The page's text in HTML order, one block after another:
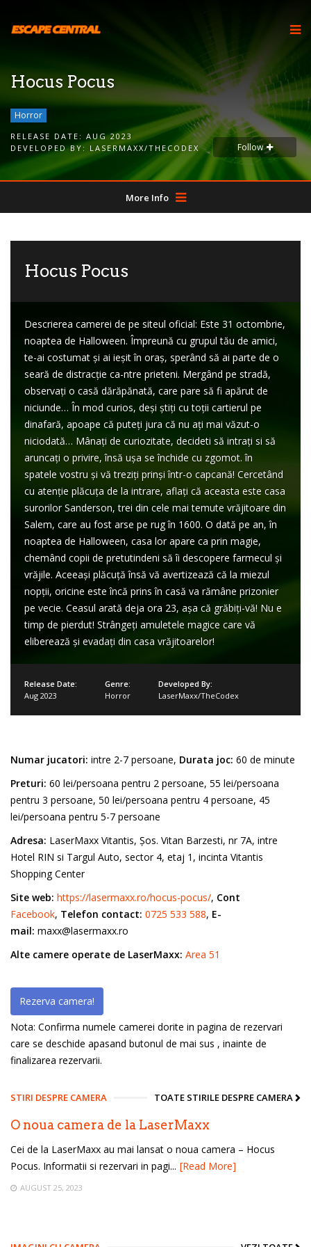
Hocus Pocus
Horror
RELEASE DATE: AUG 2023
DEVELOPED BY: LASERMAXX/THECODEX Follow
More Info
Hocus Pocus
Descrierea camerei de pe siteul oficial: Este 31 octombrie,
noaptea de Halloween. Împreună cu grupul tău de amici,
te-ai costumat și ai ieșit în oraș, sperând să ai parte de o
seară de distracție ca-ntre prieteni. Mergând pe stradă,
observați o casă dărăpănată, care pare să fi apărut de
niciunde… În mod curios, deși știți cu toții cartierul pe
dinafară, apoape că puteți jura că nu ați mai văzut-o
niciodată… Mânați de curiozitate, decideti să intrați si să
aruncați o privire, însă ușa se închide cu zgomot. în
spatele vostru și vă treziți prinși într-o capcană! Cercetând
cu atenție plăcuța de la intrare, aflați că aceasta este casa
surorilor Sanderson, trei din cele mai temute vrăjitoare din
Salem, care au fost arse pe rug în 1600. O dată pe an, în
noaptea de Halloween, casa lor apare ca prin magie,
chemând copii de pretutindeni să îi descopere farmecul și
vrăjile. Aceeași plăcuță însă vă avertizează că la miezul
nopții, oricine este încă prins în casă va rămâne prizonier
pe vecie. Ceasul arată deja ora 23, așa că grăbiți-vă! Nu e
timp de pierdut! Strângeți amuletele magice care vă
eliberează și evadați din casa vrăjitoarelor!
Release Date:
Aug 2023
Genre:
Horror
Developed By:
LaserMaxx/TheCodex
Numar jucatori: intre 2-7 persoane, Durata joc: 60 de minute
Preturi: 60 lei/persoana pentru 2 persoane, 55 lei/persoana
pentru 3 persoane, 50 lei/persoana pentru 4 persoane, 45
lei/persoana pentru 5-7 persoane
Adresa: LaserMaxx Vitantis, Șos. Vitan Barzesti, nr 7A, intre
Hotel RIN si Targul Auto, sector 4, etaj 1, incinta Vitantis
Shopping Center
Site web: https://lasermaxx.ro/hocus-pocus/, Cont
Facebook, Telefon contact: 0725 533 588, E-
mail: maxx@lasermaxx.ro
Alte camere operate de LaserMaxx: Area 51
Rezerva camera!
Nota: Confirma numele camerei dorite in pagina de rezervari
care se deschide apasand butonul de mai sus , inainte de
finalizarea rezervarii.
STIRI DESPRE CAMERA TOATE STIRILE DESPRE CAMERA
O noua camera de la LaserMaxx
Cei de la LaserMaxx au mai lansat o noua camera – Hocus
Pocus. Informatii si rezervari in pagi... [Read More]
AUGUST 25, 2023